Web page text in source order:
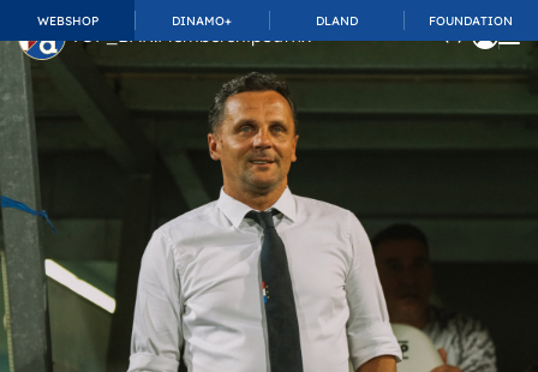
WEBSHOP DINAMO+ DLAND FOUNDATION
TOP_BAR.MembershipSuffix